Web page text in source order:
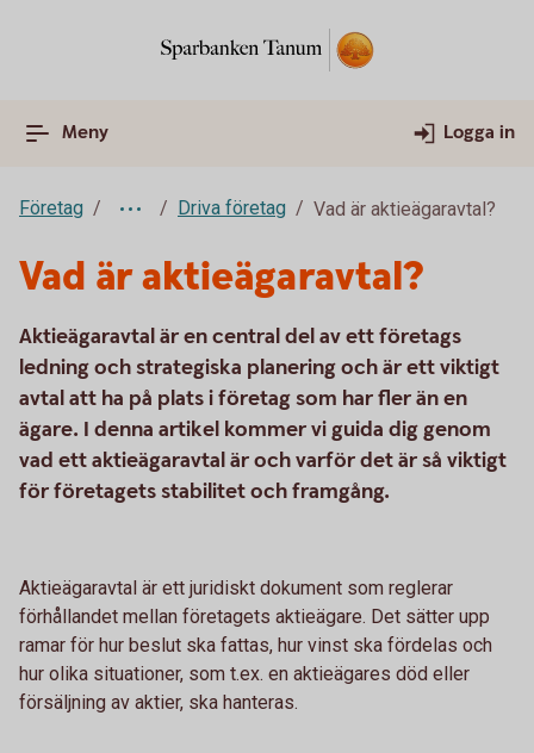
Meny Logga in
Företag Driva företag Vad är aktieägaravtal?
Vad är aktieägaravtal?
Aktieägaravtal är en central del av ett företags
ledning och strategiska planering och är ett viktigt
avtal att ha på plats i företag som har fler än en
ägare. I denna artikel kommer vi guida dig genom
vad ett aktieägaravtal är och varför det är så viktigt
för företagets stabilitet och framgång.
Aktieägaravtal är ett juridiskt dokument som reglerar
förhållandet mellan företagets aktieägare. Det sätter upp
ramar för hur beslut ska fattas, hur vinst ska fördelas och
hur olika situationer, som t.ex. en aktieägares död eller
försäljning av aktier, ska hanteras.